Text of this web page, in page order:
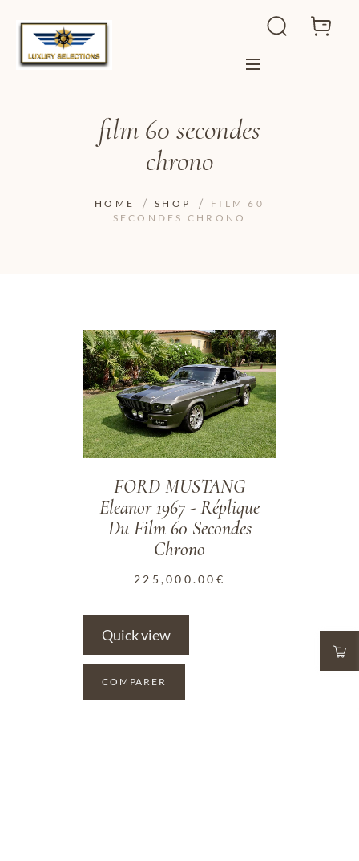
film 60 secondes
chrono
HOME SHOP
FILM 60
SECONDES CHRONO
ADD TO WISHLIST
FORD MUSTANG
Eleanor 1967 - Réplique
Du Film 60 Secondes
Chrono
225,000.00 €
Quick view
COMPARER